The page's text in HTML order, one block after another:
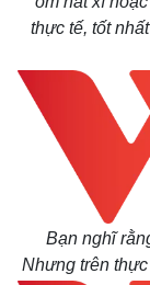
Quan sát
Cuộc sống đó đây
Hồ sơ
thực tế, tốt
Bạn nghĩ
Nhưng trên